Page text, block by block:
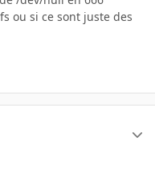
ou si ce sont juste des